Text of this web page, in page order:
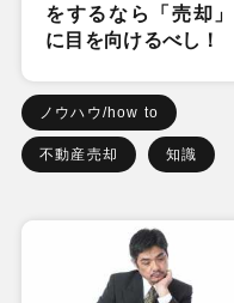
をするなら「売却」
に目を向けるべし！
ノウハウ/how to
不動産売却 知識